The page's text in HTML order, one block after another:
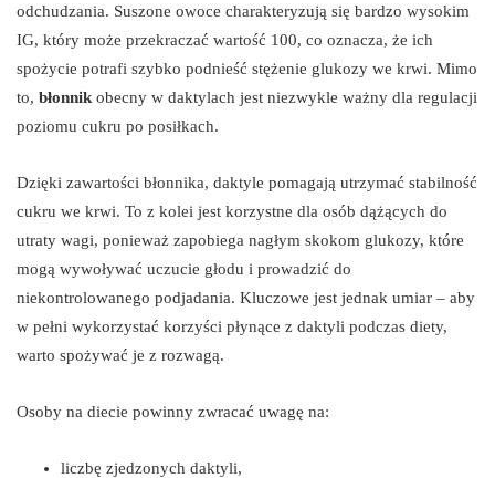
odchudzania. Suszone owoce charakteryzują się bardzo wysokim
IG, który może przekraczać wartość 100, co oznacza, że ich
spożycie potrafi szybko podnieść stężenie glukozy we krwi. Mimo
to, błonnik obecny w daktylach jest niezwykle ważny dla regulacji
poziomu cukru po posiłkach.
Dzięki zawartości błonnika, daktyle pomagają utrzymać stabilność
cukru we krwi. To z kolei jest korzystne dla osób dążących do
utraty wagi, ponieważ zapobiega nagłym skokom glukozy, które
mogą wywoływać uczucie głodu i prowadzić do
niekontrolowanego podjadania. Kluczowe jest jednak umiar – aby
w pełni wykorzystać korzyści płynące z daktyli podczas diety,
warto spożywać je z rozwagą.
Osoby na diecie powinny zwracać uwagę na:
liczbę zjedzonych daktyli,